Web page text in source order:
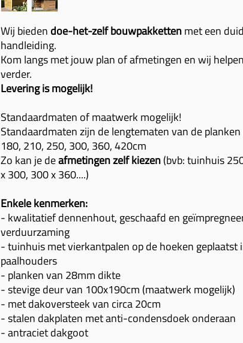
Wij biedendoe-het-zelfbouwpakkettenmet een
handleiding.
Kom langs met jouw plan of afmetingen en wij
verder.
Levering is mogelijk!
Standaardmaten of maatwerk mogelijk!
Standaardmaten zijn de lengtematen van de
180, 210, 250, 300, 360, 420cm
Zo kan je deafmetingen zelf kiezen(bvb: tuinhuis
x 300, 300 x 360....)
Enkele kenmerken:
- kwalitatief dennenhout, geschaafd en
verduurzaming
- tuinhuis met vierkantpalen op de hoeken geplaatst
paalhouders
- planken van 28mm dikte
- stevige deur van 100x190cm (maatwerk mogelijk)
- met dakoversteek van circa 20cm
- stalen dakplaten met anti-condensdoek onderaan
- antraciet dakgoot